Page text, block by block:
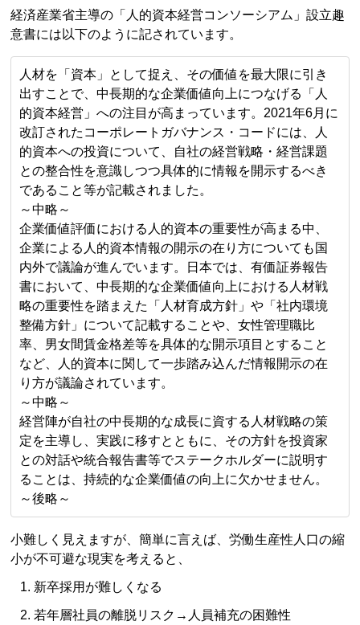
経済産業省主導の「人的資本経営コンソーシアム」設立趣
意書には以下のように記されています。
人材を「資本」として捉え、その価値を最大限に引き
出すことで、中長期的な企業価値向上につなげる「人
的資本経営」への注目が高まっています。2021年6月に
改訂されたコーポレートガバナンス・コードには、人
的資本への投資について、自社の経営戦略・経営課題
との整合性を意識しつつ具体的に情報を開示するべき
であること等が記載されました。
～中略～
企業価値評価における人的資本の重要性が高まる中、
企業による人的資本情報の開示の在り方についても国
内外で議論が進んでいます。日本では、有価証券報告
書において、中長期的な企業価値向上における人材戦
略の重要性を踏まえた「人材育成方針」や「社内環境
整備方針」について記載することや、女性管理職比
率、男女間賃金格差等を具体的な開示項目とすること
など、人的資本に関して一歩踏み込んだ情報開示の在
り方が議論されています。
～中略～
経営陣が自社の中長期的な成長に資する人材戦略の策
定を主導し、実践に移すとともに、その方針を投資家
との対話や統合報告書等でステークホルダーに説明す
ることは、持続的な企業価値の向上に欠かせません。
～後略～
小難しく見えますが、簡単に言えば、労働生産性人口の縮
小が不可避な現実を考えると、
新卒採用が難しくなる
若年層社員の離脱リスク→人員補充の困難性